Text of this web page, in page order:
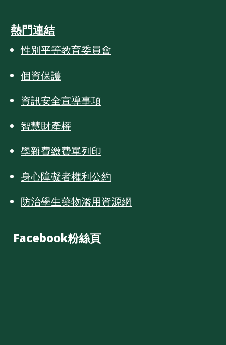
熱門連結
性別平等教育委員會
個資保護
資訊安全宣導事項
智慧財產權
學雜費繳費單列印
身心障礙者權利公約
防治學生藥物濫用資源網
Facebook粉絲頁